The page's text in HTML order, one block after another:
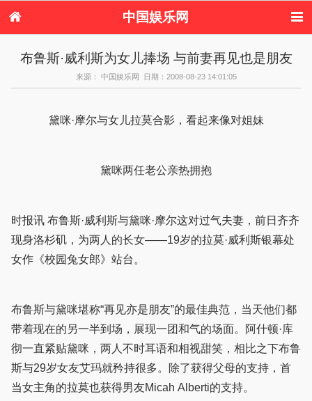
中国娱乐网
港台娱乐
日本娱乐 韩国娱乐
欧美娱乐
音乐新闻 影视新闻
内地明星八卦
八卦
布鲁斯·威利斯为女儿捧场 与前妻再见也是朋友
来源： 中国娱乐网 日期：2008-08-23 14:01:05
黛咪·摩尔与女儿拉莫合影，看起来像对姐妹
黛咪两任老公亲热拥抱
时报讯 布鲁斯·威利斯与黛咪·摩尔这对过气夫妻，前日齐齐
现身洛杉矶，为两人的长女——19岁的拉莫·威利斯银幕处
女作《校园兔女郎》站台。
布鲁斯与黛咪堪称“再见亦是朋友”的最佳典范，当天他们都
带着现在的另一半到场，展现一团和气的场面。阿什顿·库
彻一直紧贴黛咪，两人不时耳语和相视甜笑，相比之下布鲁
斯与29岁女友艾玛就矜持很多。除了获得父母的支持，首
当女主角的拉莫也获得男友Micah Alberti的支持。